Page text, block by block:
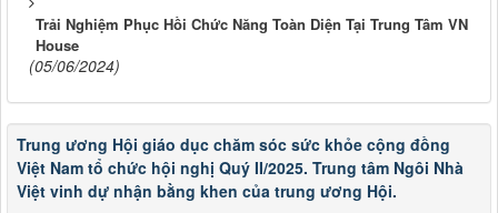
Trải Nghiệm Phục Hồi Chức Năng Toàn Diện Tại Trung Tâm VN
House
(05/06/2024)
Trung ương Hội giáo dục chăm sóc sức khỏe cộng đồng
Việt Nam tổ chức hội nghị Quý II/2025. Trung tâm Ngôi Nhà
Việt vinh dự nhận bằng khen của trung ương Hội.